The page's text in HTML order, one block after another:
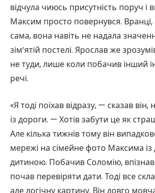
відчула чиюсь присутність поруч і
Максим просто повернувся.
сама, вона навіть не надала
зім’ятій постелі. Ярослав же
не туди, лише коли побачив інший
речі.
«Я тоді поїхав відразу, — сказав
із дороги. — Хотів забути це як
Але кілька тижнів тому він
мережі на сімейне фото Максима
дитиною. Побачив Соломію, впізнав
почав перевіряти дати. Тоді все
але логічну картину. Він довго